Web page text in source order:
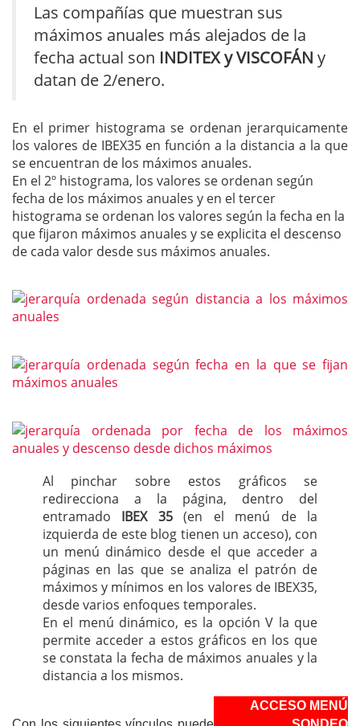
Las compañías que muestran sus
máximos anuales más alejados de la
fecha actual son INDITEX y VISCOFÁN y
datan de 2/enero.
En el primer histograma se ordenan jerarquicamente
los valores de IBEX35 en función a la distancia a la que
se encuentran de los máximos anuales.
En el 2º histograma, los valores se ordenan según
fecha de los máximos anuales y en el tercer
histograma se ordenan los valores según la fecha en la
que fijaron máximos anuales y se explicita el descenso
de cada valor desde sus máximos anuales.
Al pinchar sobre estos gráficos se
redirecciona a la página, dentro del
entramado IBEX 35(en el menú de la
izquierda de este blog tienen un acceso), con
un menú dinámico desde el que acceder a
páginas en las que se analiza el patrón de
máximos y mínimos en los valores de IBEX35,
desde varios enfoques temporales.
En el menú dinámico, es la opción V la que
permite acceder a estos gráficos en los que
se constata la fecha de máximos anuales y la
distancia a los mismos.
ACCESO MENÚ